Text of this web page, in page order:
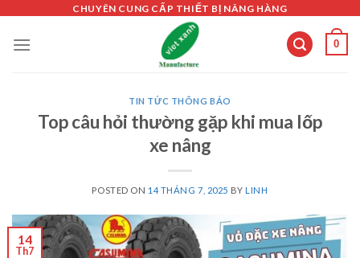
content
CHUYÊN CUNG CẤP THIẾT BỊ NÂNG HÀNG
0
TIN TỨC THÔNG BÁO
Top câu hỏi thường gặp khi mua lốp
xe nâng
POSTED ON 14 THÁNG 7, 2025 BYLINH
14
Th7